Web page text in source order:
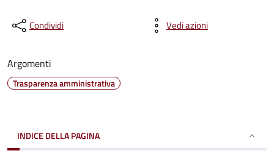
Condividi Vedi azioni
Argomenti
Trasparenza amministrativa
INDICE DELLA PAGINA